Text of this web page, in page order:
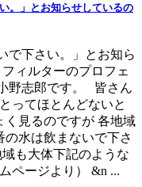
。」とお知らせしているの
で下さい。」とお知ら
ィルターのプロフェ
野志郎です。 皆さん
ってほとんどないと
見るのですが 各地域
水は飲まないで下さ
も大体下記のような
ページより） &n ...